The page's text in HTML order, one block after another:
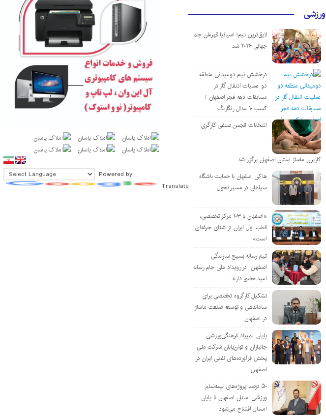
ورزشی
لایق‌ترین تیم؛ اسپانیا قهرمان جام
جهانی ۲۰۲۶ شد
درخشش تیم دومیدانی منطقه
دو عملیات انتقال گاز در
مسابقات دهه فجر اصفهان /
کسب ۱۰ مدال رنگارنگ
انتخابات انجمن صنفی کارگری
کاربران ماساژ استان اصفهان برگزار شد
هاکی اصفهان با حمایت باشگاه
سپاهان در مسیر تحول
«اصفهان با ۱۰۳ مرکز تخصصی،
قطب اول ایران در شنای حرفه‌ای
است»
تیم رسانه بسیج سازندگی
اصفهان در رویداد ملی جام رسانه
امید حضور دارند
تشکیل کارگروه تخصصی برای
ساماندهی و توسعه صنعت ماساژ
در اصفهان
پایان المپیاد فرهنگی‌ورزشی
جانبازان و توان‌یابان شرکت ملی
پخش فرآورده‌های نفتی ایران در
اصفهان
۵۰ درصد پروژه‌های نیمه‌تمام
ورزشی استان اصفهان تا پایان
امسال افتتاح می‌شود
Powered by
Translate